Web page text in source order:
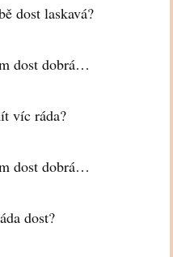
dost laskavá?
dost dobrá…
víc ráda?
dost dobrá…
dost?